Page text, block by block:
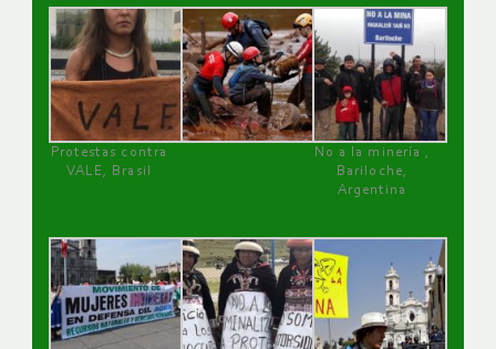
Protestas contra
VALE, Brasil
No a la minería ,
Bariloche,
Argentina